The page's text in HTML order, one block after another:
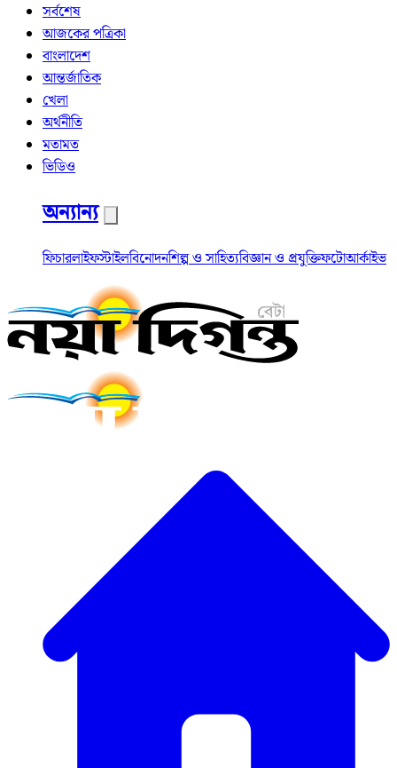
সর্বশেষ
আজকের পত্রিকা
বাংলাদেশ
আন্তর্জাতিক
খেলা
অর্থনীতি
মতামত
ভিডিও
অন্যান্য
ফিচারলাইফস্টাইলবিনোদনশিল্প ও সাহিত্যবিজ্ঞান ও প্রযুক্তিফটোআর্কাইভ